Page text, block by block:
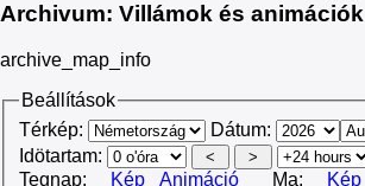
Archivum: Villámok és animációk
archive_map_info
Beállítások
Térkép:
Dátum:
Idötartam:
Tegnap:
Kép Animáció Ma: Kép